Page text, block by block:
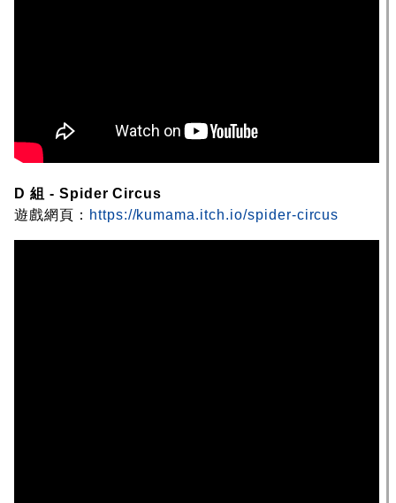
D 組 - Spider Circus
遊戲網頁： https://kumama.itch.io/spider-circus